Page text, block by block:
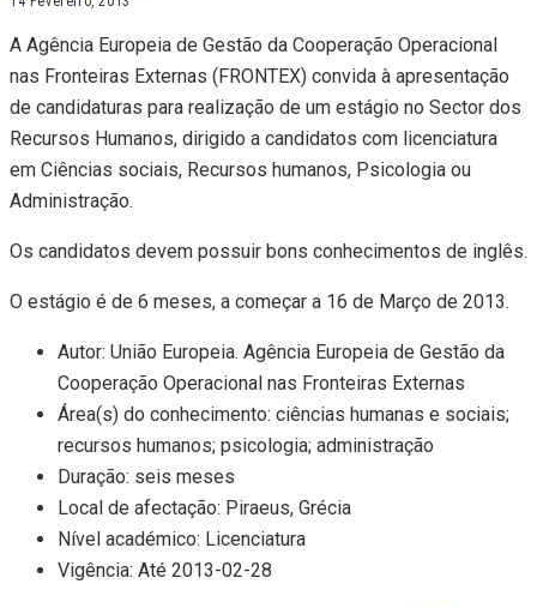
A Agência Europeia de Gestão da Cooperação Operacional
nas Fronteiras Externas (FRONTEX) convida à apresentação
de candidaturas para realização de um estágio no Sector dos
Recursos Humanos, dirigido a candidatos com licenciatura
em Ciências sociais, Recursos humanos, Psicologia ou
Administração.
Os candidatos devem possuir bons conhecimentos de inglês.
O estágio é de 6 meses, a começar a 16 de Março de 2013.
Autor: União Europeia. Agência Europeia de Gestão da
Cooperação Operacional nas Fronteiras Externas
Área(s) do conhecimento: ciências humanas e sociais;
recursos humanos; psicologia; administração
Duração: seis meses
Local de afectação: Piraeus, Grécia
Nível académico: Licenciatura
Vigência: Até 2013-02-28